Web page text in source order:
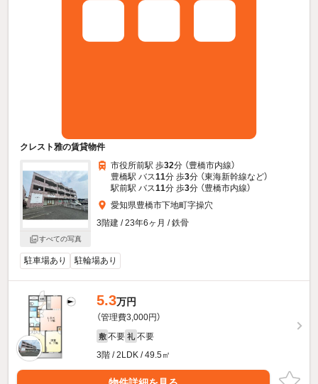
クレスト雅の賃貸物件
すべての写真
市役所前駅 歩32分 （豊橋市内線）
豊橋駅 バス11分 歩3分 （東海新幹線など）
駅前駅 バス11分 歩3分 （豊橋市内線）
愛知県豊橋市下地町字操穴
3階建 / 23年6ヶ月 / 鉄骨
駐車場あり 駐輪場あり
5.3万円
（管理費3,000円）
敷 不要 礼 不要
3階 / 2LDK / 49.5㎡